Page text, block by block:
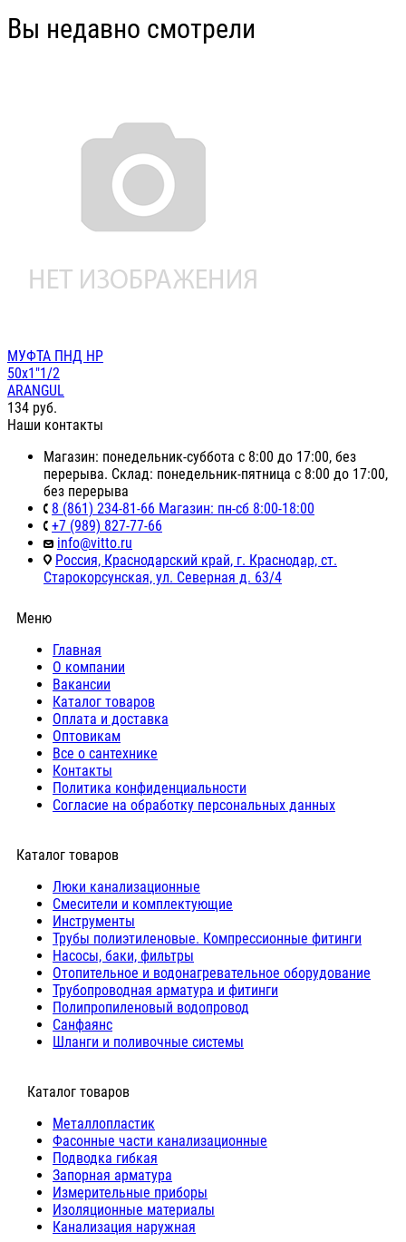
Вы недавно смотрели
МУФТА ПНД НР
50х1"1/2
ARANGUL
134 руб.
Наши контакты
Магазин: понедельник-суббота с 8:00 до 17:00, без
перерыва. Склад: понедельник-пятница с 8:00 до 17:00,
без перерыва
8 (861) 234-81-66 Магазин: пн-сб 8:00-18:00
+7 (989) 827-77-66
info@vitto.ru
Россия, Краснодарский край, г. Краснодар, ст.
Старокорсунская, ул. Северная д. 63/4
Меню
Главная
О компании
Вакансии
Каталог товаров
Оплата и доставка
Оптовикам
Все о сантехнике
Контакты
Политика конфиденциальности
Согласие на обработку персональных данных
Каталог товаров
Люки канализационные
Cмесители и комплектующие
Инструменты
Трубы полиэтиленовые. Компрессионные фитинги
Насосы, баки, фильтры
Отопительное и водонагревательное оборудование
Трубопроводная арматура и фитинги
Полипропиленовый водопровод
Санфаянс
Шланги и поливочные системы
⠀Каталог товаров
Металлопластик
Фасонные части канализационные
Подводка гибкая
Запорная арматура
Измерительные приборы
Изоляционные материалы
Канализация наружная